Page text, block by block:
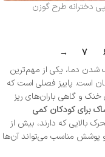
دخترانه طرح گوزن
7
→
شدن دما، یکی از مهم‌ترین
است. پاییز فصلی است که
و گاهی باران‌های ریز
برای کودکان کمی
بالایی که دارند، بیش از
و پوشش مناسب می‌تواند آن‌ها